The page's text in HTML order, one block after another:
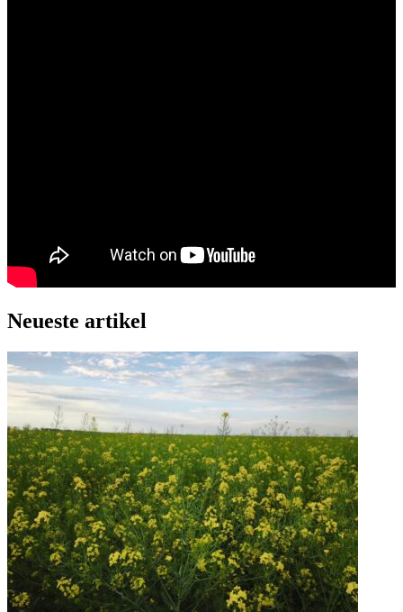
Neueste artikel